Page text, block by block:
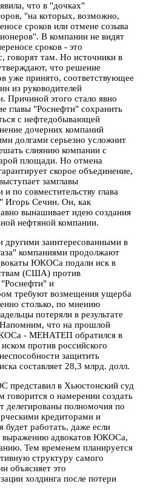
что в "дочках"
"на которых, возможно,
сроков или отмене созыва
В компании не видят
сроков - это
говорят там. Но источники в
что решение
уже принято, соответствующее
из руководителей
Причиной этого стало явно
главы "Роснефти" сохранить
с нефтедобывающей
дочерних компаний
долгами серьезно усложнит
слиянию компании с
площади. Но отмена
скорое объединение,
замглавы
по совместительству глава
Игорь Сечин. Он, как
вынашивает идею создания
нефтяной компании.
заинтересованными в
компаниями продолжают
ЮКОСа подали иск в
(США) против
и
требуют возмещения ущерба
столько, по мнению
потеряли в результате
что на прошлой
- МЕНАТЕП обратился в
против российского
защитить
составляет 28,3 млрд. долл.
в Хьюстонский суд
говорится о намерении создать
делегированы полномочия по
кредиторами и
будет работать, даже если
выражению адвокатов ЮКОСа,
Тем временем планируется
структуру самого
объясняет это
холдинга после потери